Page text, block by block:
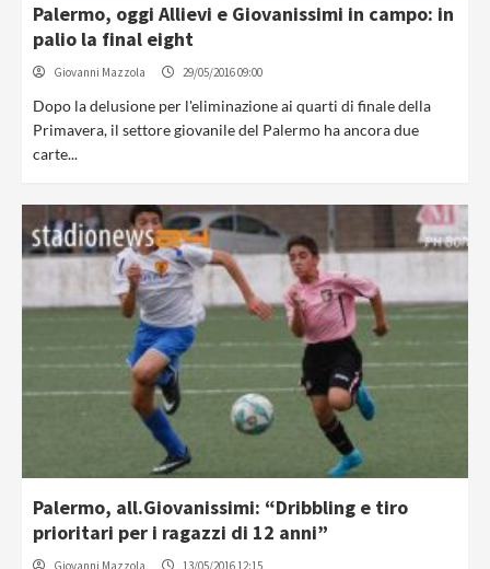
Palermo, oggi Allievi e Giovanissimi in campo: in
palio la final eight
Giovanni Mazzola 29/05/2016 09:00
Dopo la delusione per l'eliminazione ai quarti di finale della
Primavera, il settore giovanile del Palermo ha ancora due
carte...
Palermo, all.Giovanissimi: “Dribbling e tiro
prioritari per i ragazzi di 12 anni”
Giovanni Mazzola 13/05/2016 12:15